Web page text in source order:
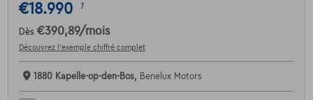
€18.990 1
Dès €390,89/mois
Découvrez l’exemple chiffré complet
1880 Kapelle-op-den-Bos, Benelux Motors